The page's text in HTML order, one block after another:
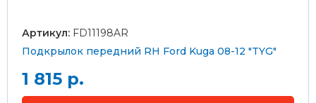
Артикул: FD11198AR
Подкрылок передний RH Ford Kuga 08-12 "TYG"
1 815 р.